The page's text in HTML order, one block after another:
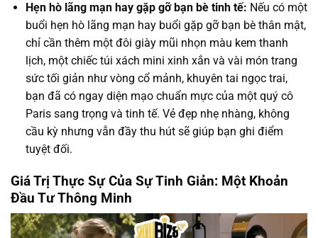
Hẹn hò lãng mạn hay gặp gỡ bạn bè tinh tế: Nếu có một
buổi hẹn hò lãng mạn hay buổi gặp gỡ bạn bè thân mật,
chỉ cần thêm một đôi giày mũi nhọn màu kem thanh
lịch, một chiếc túi xách mini xinh xắn và vài món trang
sức tối giản như vòng cổ mảnh, khuyên tai ngọc trai,
bạn đã có ngay diện mạo chuẩn mực của một quý cô
Paris sang trọng và tinh tế. Vẻ đẹp nhẹ nhàng, không
cầu kỳ nhưng vẫn đầy thu hút sẽ giúp bạn ghi điểm
tuyệt đối.
Giá Trị Thực Sự Của Sự Tinh Giản: Một Khoản
Đầu Tư Thông Minh